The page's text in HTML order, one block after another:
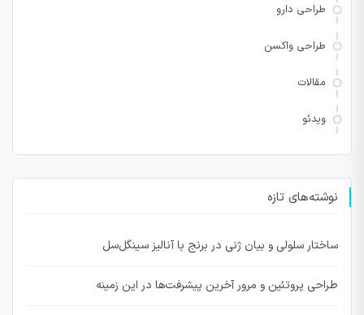
طراحی دارو
طراحی واکسن
مقالات
ویدئو
نوشته‌های تازه
ساختار سلولی و بیان ژنی در برنج با آنالیز سینگل‌سل
طراحی پروتئین و مرور آخرین پیشرفت‌ها در این زمینه